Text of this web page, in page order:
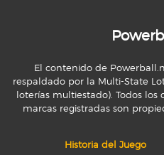
El contenido de
respaldado por la Multi-State
loterías multiestado). Todos los
marcas registradas son
Historia del Juego